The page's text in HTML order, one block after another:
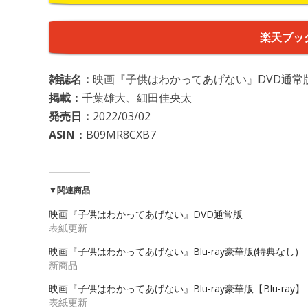
楽天ブッ
雑誌名： 映画『子供はわかってあげない』DVD通常
掲載： 千葉雄大、細田佳央太
発売日： 2022/03/02
ASIN： B09MR8CXB7
▼関連商品
映画『子供はわかってあげない』DVD通常版
表紙更新
映画『子供はわかってあげない』Blu-ray豪華版(特典なし)
新商品
映画『子供はわかってあげない』Blu-ray豪華版【Blu-ray】
表紙更新